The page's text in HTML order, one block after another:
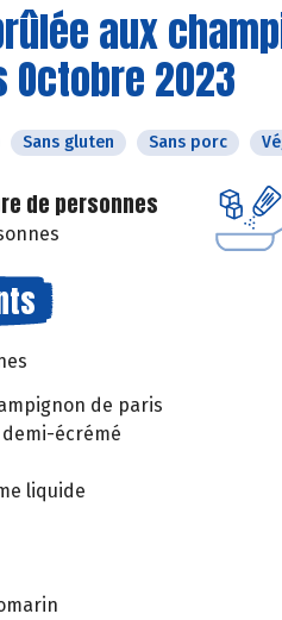
aux
Octobre 2023
Sans gluten Sans porc
de personnes
de paris
écrémé
liquide